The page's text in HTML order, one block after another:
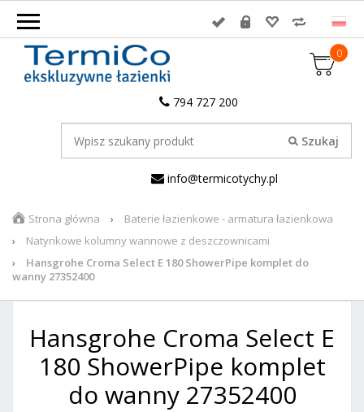
0
794 727 200
info@termicotychy.pl
Strona główna
Baterie łazienkowe - armatura łazienkowa
Natynkowe kolumny wannowe z deszczownicami
Hansgrohe Croma Select E 180 ShowerPipe komplet do
wanny 27352400
Hansgrohe Croma Select E
180 ShowerPipe komplet
do wanny 27352400